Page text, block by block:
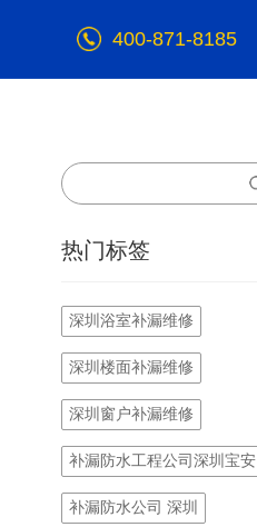
400-871-8185
热门标签
深圳浴室补漏维修
深圳楼面补漏维修
深圳窗户补漏维修
补漏防水工程公司深圳宝安
补漏防水公司 深圳